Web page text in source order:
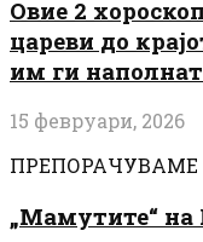
Овие 2
цареви до
им ги
15 февруари, 2026
ПРЕПОРАЧУВАМЕ
„Мамутите“ на